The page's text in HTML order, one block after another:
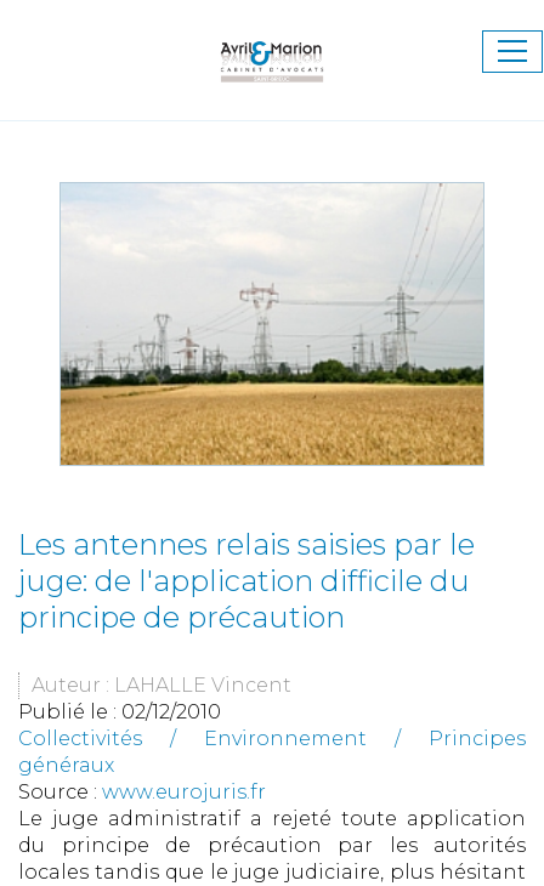
Les antennes relais saisies par le
juge: de l'application difficile du
principe de précaution
Auteur : LAHALLE Vincent
Publié le : 02/12/2010
Collectivités / Environnement /
Principes
généraux
Source : www.eurojuris.fr
Le juge administratif a rejeté toute application
du principe de précaution par les autorités
locales tandis que le juge judiciaire, plus hésitant